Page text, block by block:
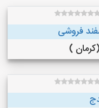
فروشی
)